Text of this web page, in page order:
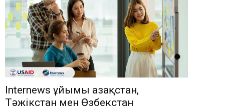
Internews ұйымы Қазақстан,
Тәжікстан мен Өзбекстан